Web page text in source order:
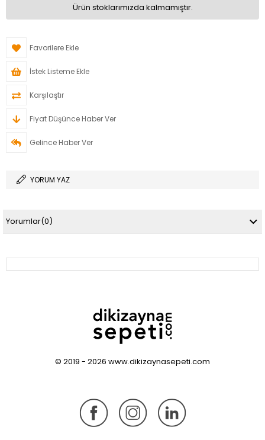
Ürün stoklarımızda kalmamıştır.
Favorilere Ekle
İstek Listeme Ekle
Karşılaştır
Fiyat Düşünce Haber Ver
Gelince Haber Ver
YORUM YAZ
Yorumlar(0)
© 2019 - 2026 www.dikizaynasepeti.com